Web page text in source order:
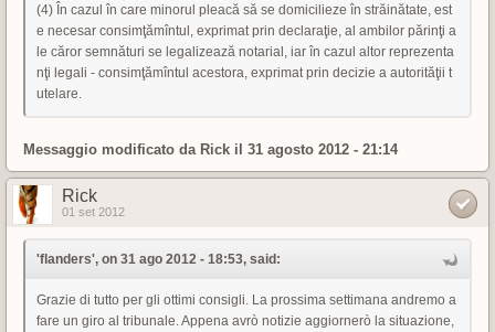
(4) În cazul în care minorul pleacă să se domicilieze în străinătate, est
e necesar consimţămîntul, exprimat prin declaraţie, al ambilor părinţi a
le căror semnături se legalizează notarial, iar în cazul altor reprezenta
nţi legali - consimţămîntul acestora, exprimat prin decizie a autorităţii t
utelare.
Messaggio modificato da Rick il 31 agosto 2012 - 21:14
Rick
01 set 2012
'flanders', on 31 ago 2012 - 18:53, said:
Grazie di tutto per gli ottimi consigli. La prossima settimana andremo a
fare un giro al tribunale. Appena avrò notizie aggiornerò la situazione,